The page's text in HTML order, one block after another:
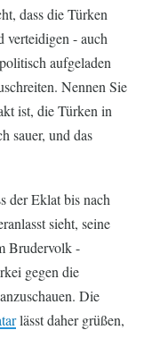
dass die Türken
- auch
aufgeladen
Nennen Sie
ist, die Türken in
sauer, und das
der Eklat bis nach
sieht, seine
Brudervolk -
gegen die
Die
lässt daher grüßen,